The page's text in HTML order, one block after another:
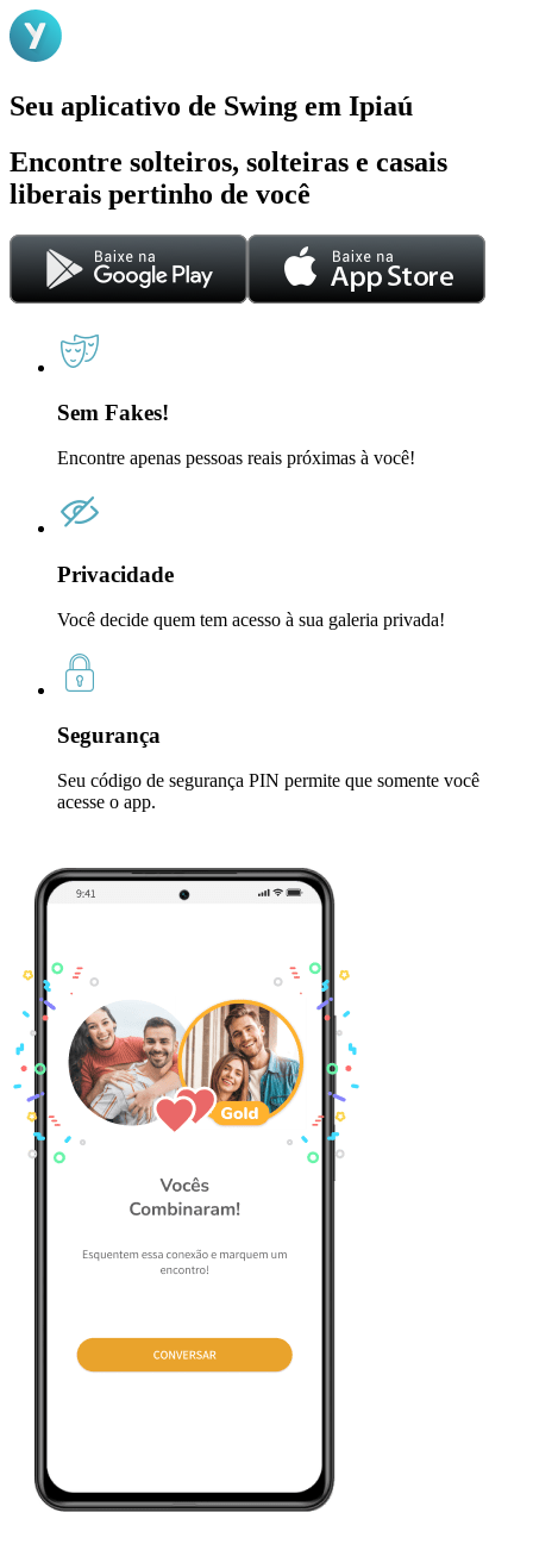
Seu aplicativo de Swing em Ipiaú
Encontre solteiros, solteiras e casais
liberais pertinho de você
Sem Fakes!
Encontre apenas pessoas reais próximas à você!
Privacidade
Você decide quem tem acesso à sua galeria privada!
Segurança
Seu código de segurança PIN permite que somente você
acesse o app.